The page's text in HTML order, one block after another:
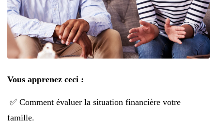
Vous apprenez ceci :
✅ Comment évaluer la situation financière votre
famille.